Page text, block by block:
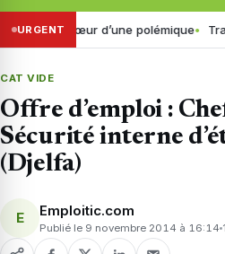
URGENT
au cœur d’une polémique
CAT VIDE
Offre d’emploi :
Sécurité interne
(Djelfa)
E Emploitic.com
Publié le 9 novembre 2014 à 16:14